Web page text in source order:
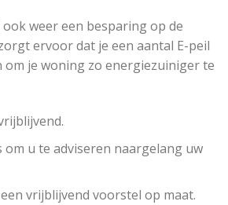
weer een besparing op de
ervoor dat je een aantal E-peil
je woning zo energiezuiniger te
om u te adviseren naargelang uw
vrijblijvend voorstel op maat.